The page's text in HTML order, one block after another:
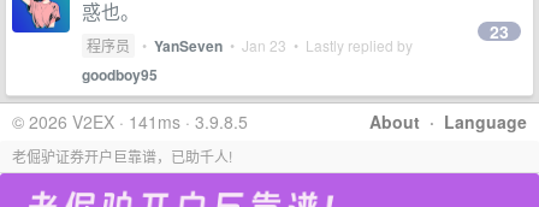
惑也。
程序员 • YanSeven • Jan 23 • Lastly replied by
goodboy95
23
About · Language
© 2026 V2EX · 141ms · 3.9.8.5
老倔驴证券开户巨靠谱，已助千人!